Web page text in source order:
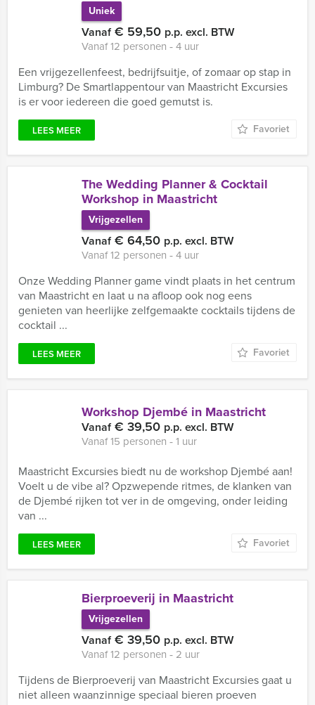
Uniek
Vanaf€ 59,50 p.p. excl. BTW
Vanaf 12 personen ‐ 4 uur
Een vrijgezellenfeest, bedrijfsuitje, of zomaar op stap in
Limburg? De Smartlappentour van Maastricht Excursies
is er voor iedereen die goed gemutst is.
LEES MEER Favoriet
The Wedding Planner & Cocktail
Workshop in Maastricht
Vrijgezellen
Vanaf€ 64,50 p.p. excl. BTW
Vanaf 12 personen ‐ 4 uur
Onze Wedding Planner game vindt plaats in het centrum
van Maastricht en laat u na afloop ook nog eens
genieten van heerlijke zelfgemaakte cocktails tijdens de
cocktail ...
LEES MEER Favoriet
Workshop Djembé in Maastricht
Vanaf€ 39,50 p.p. excl. BTW
Vanaf 15 personen ‐ 1 uur
Maastricht Excursies biedt nu de workshop Djembé aan!
Voelt u de vibe al? Opzwepende ritmes, de klanken van
de Djembé rijken tot ver in de omgeving, onder leiding
van ...
LEES MEER Favoriet
Bierproeverij in Maastricht
Vrijgezellen
Vanaf€ 39,50 p.p. excl. BTW
Vanaf 12 personen ‐ 2 uur
Tijdens de Bierproeverij van Maastricht Excursies gaat u
niet alleen waanzinnige speciaal bieren proeven